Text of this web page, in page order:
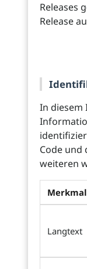
Releases
Release
In diesem
Code und
weiteren
Merkmal
Langtext